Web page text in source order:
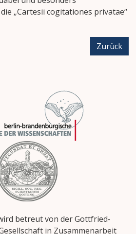
„Cartesii cogitationes privatae“
Zurück
betreut von der Gottfried-
in Zusammenarbeit